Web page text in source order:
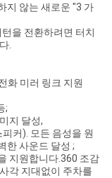
지 않는 새로운 "3 가
을 전환하려면 터치
.
화 미러 링크 지원
;
지 달성,
커). 모든 음성을 원
한 사운드 달성 ;
지원합니다.360 조감
각 지대없이 주차를